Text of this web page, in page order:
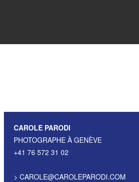
CAROLE PARODI
PHOTOGRAPHE À GENÈVE
+41 76 572 31 02
> CAROLE@CAROLEPARODI.COM